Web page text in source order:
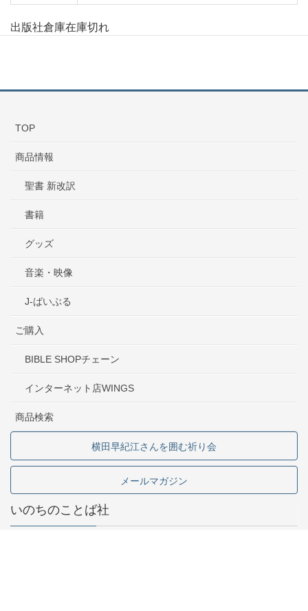
出版社倉庫在庫切れ
TOP
商品情報
聖書 新改訳
書籍
グッズ
音楽・映像
J-ばいぶる
ご購入
BIBLE SHOPチェーン
インターネット店WINGS
商品検索
横田早紀江さんを囲む祈り会
メールマガジン
いのちのことば社